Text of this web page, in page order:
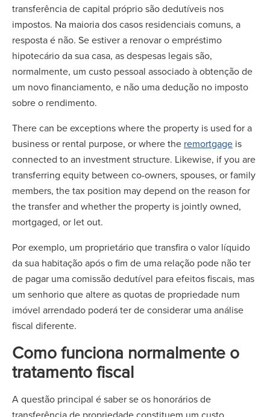
transferência de capital próprio são dedutíveis nos
impostos. Na maioria dos casos residenciais comuns, a
resposta é não. Se estiver a renovar o empréstimo
hipotecário da sua casa, as despesas legais são,
normalmente, um custo pessoal associado à obtenção de
um novo financiamento, e não uma dedução no imposto
sobre o rendimento.
There can be exceptions where the property is used for a
business or rental purpose, or where the remortgage is
connected to an investment structure. Likewise, if you are
transferring equity between co-owners, spouses, or family
members, the tax position may depend on the reason for
the transfer and whether the property is jointly owned,
mortgaged, or let out.
Por exemplo, um proprietário que transfira o valor líquido
da sua habitação após o fim de uma relação pode não ter
de pagar uma comissão dedutível para efeitos fiscais, mas
um senhorio que altere as quotas de propriedade num
imóvel arrendado poderá ter de considerar uma análise
fiscal diferente.
Como funciona normalmente o
tratamento fiscal
A questão principal é saber se os honorários de